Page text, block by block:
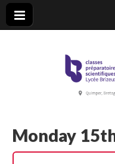
CPGE
Monday